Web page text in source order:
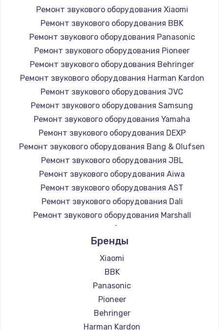
Заказать
Замена Bluetooth/Wi-Fi модуля
800 руб.
Заказать
Замена картридера
890 руб.
Заказать
Замена микросхемы NFC
1100 руб.
Заказать
Замена шим-контроллера
3900 руб.
Заказать
Настройка Wi-Fi
1030 руб.
Заказать
Замена вебкамеры
Ремонт звукового оборудования Xiaomi
Ремонт звукового оборудования BBK
Ремонт звукового оборудования Panasonic
Ремонт звукового оборудования Pioneer
Ремонт звукового оборудования Behringer
Ремонт звукового оборудования Harman Kardon
Ремонт звукового оборудования JVC
Ремонт звукового оборудования Samsung
Ремонт звукового оборудования Yamaha
Ремонт звукового оборудования DEXP
Ремонт звукового оборудования Bang & Olufsen
Ремонт звукового оборудования JBL
Ремонт звукового оборудования Aiwa
Ремонт звукового оборудования AST
Ремонт звукового оборудования Dali
Ремонт звукового оборудования Marshall
Ремонт звукового оборудования Supra
Бренды
Xiaomi
BBK
Panasonic
Pioneer
Behringer
Harman Kardon